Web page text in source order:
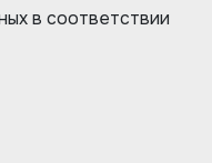
в соответствии